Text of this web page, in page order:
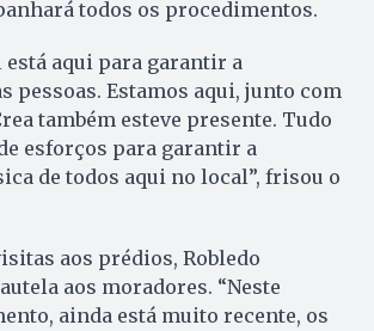
todos os procedimentos.
está aqui para garantir a
pessoas. Estamos aqui, junto com
também esteve presente. Tudo
esforços para garantir a
de todos aqui no local”, frisou o
aos prédios, Robledo
aos moradores. “Neste
ainda está muito recente, os